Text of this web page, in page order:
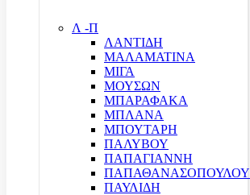
Λ -Π
ΛΑΝΤΙΔΗ
ΜΑΛΑΜΑΤΙΝΑ
ΜΙΓΑ
ΜΟΥΣΩΝ
ΜΠΑΡΑΦΑΚΑ
ΜΠΛΑΝΑ
ΜΠΟΥΤΑΡΗ
ΠΑΛΥΒΟΥ
ΠΑΠΑΓΙΑΝΝΗ
ΠΑΠΑΘΑΝΑΣΟΠΟΥΛΟΥ
ΠΑΥΛΙΔΗ